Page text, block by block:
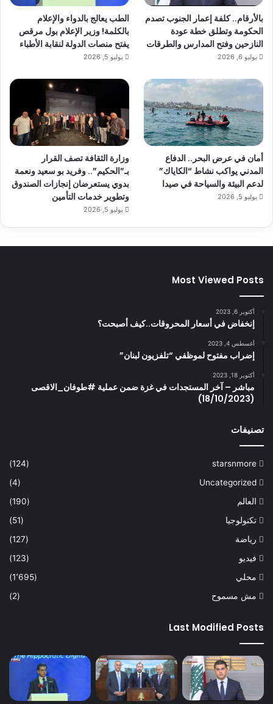
بالأرقام.. كلفة إعمار الجنوب تصدم
الحكومة وتطلق خطة عودة
النازحين وفتح المدارس والطرقات
يوليو 6, 2026
الطب يعالج بالدواء والإعلام
بالكلمة! وزير الإعلام بول مرقص
يفتح منصات الدولة لنقابة الأطباء
يوليو 5, 2026
أمان في عرض البحر.. الدفاع
المدني يواكب نشاط “الكاياك”
لدعم البيئة والسياحة في صيدا
يوليو 5, 2026
وزارة الثقافة تصف القرار
بـ”الحكيم”.. وفريد بو سعيد ونعمة
بدوي يستعرضان إنجازات الصندوق
وتطوير خدمات التأمين
يوليو 5, 2026
Most Viewed Posts
أكتوبر 6, 2023
إنخفاض في أسعار المحروقات..كيف أصبحت؟
أغسطس 4, 2023
إضراب مفتوح لموظفي “تلفزيون لبنان”
أكتوبر 18, 2023
مباشر – آخر المستجدات في غزة ضمن عملية #طوفان_الاقصى
(18/10/2023)
تصنيفات
starsnmore
(124)
Uncategorized
(4)
العالم
(190)
تكنولوجيا
(51)
رياضة
(127)
فيديو
(123)
محلي
(1٬695)
مش مسموح
(2)
Last Modified Posts